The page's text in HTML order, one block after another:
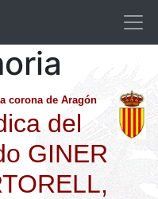
corona de Aragón
del
GINER